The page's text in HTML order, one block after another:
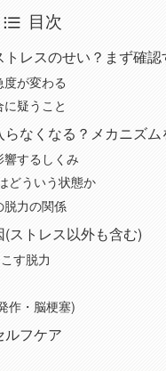
目次
レスのせい？まず確認
度が変わる
疑うこと
なくなる？メカニズム
するしくみ
どういう状態か
脱力の関係
ストレス以外も含む)
す脱力
作・脳梗塞)
ルフケア